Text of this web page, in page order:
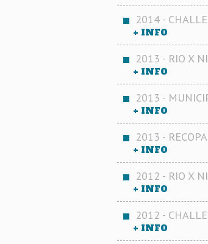
2014 -
+ INFO
2013 - RIO X
+ INFO
2013 -
+ INFO
2013 -
+ INFO
2012 - RIO X
+ INFO
2012 -
+ INFO